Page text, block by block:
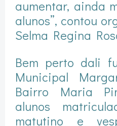
aumentar, ainda
alunos”, contou
Selma Regina
Bem perto dali
Municipal
Bairro Maria
alunos
matutino e